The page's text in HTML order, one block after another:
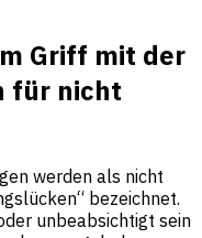
Griff mit der
für nicht
werden als nicht
bezeichnet.
unbeabsichtigt sein